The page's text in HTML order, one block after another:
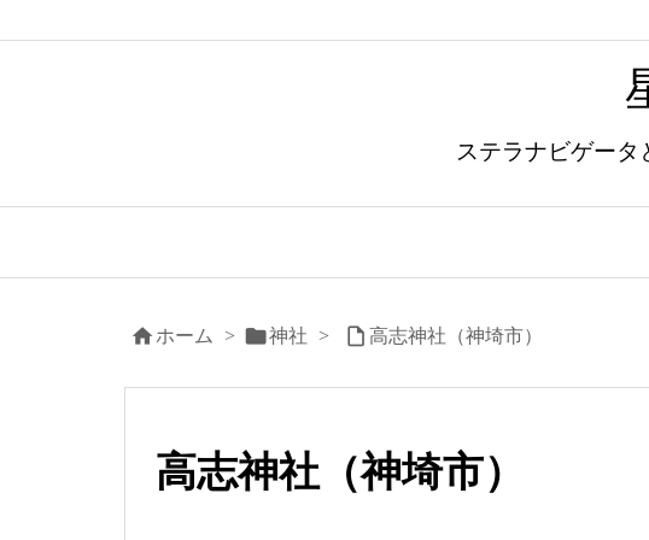
ステラナビゲー
 ホーム > 神社 >  高志神社（神埼市）
高志神社（神埼市）